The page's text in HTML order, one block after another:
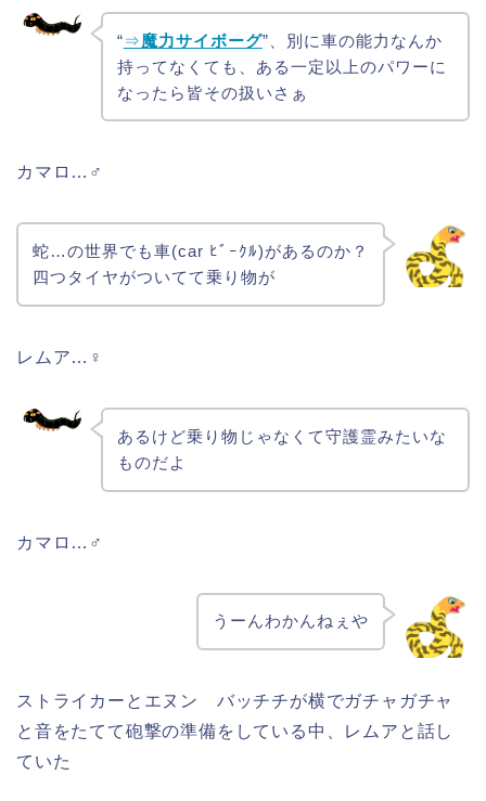
“⇒魔力サイボーグ”、別に車の能力なんか
持ってなくても、ある一定以上のパワーに
なったら皆その扱いさぁ
カマロ…♂
蛇…の世界でも車(car ﾋﾞｰｸﾙ)があるのか？
四つタイヤがついてて乗り物が
レムア…♀
あるけど乗り物じゃなくて守護霊みたいな
ものだよ
カマロ…♂
うーんわかんねぇや
ストライカーとエヌン バッチチが横でガチャガチャ
と音をたてて砲撃の準備をしている中、レムアと話し
ていた